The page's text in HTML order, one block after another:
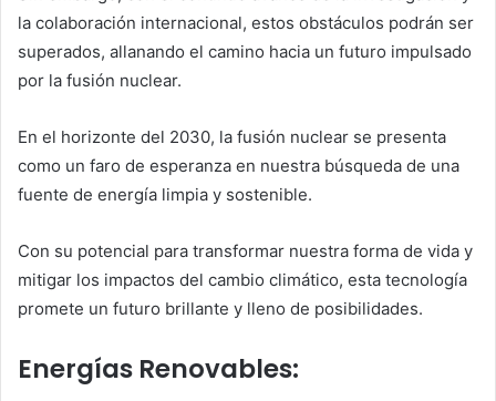
la colaboración internacional, estos obstáculos podrán ser
superados, allanando el camino hacia un futuro impulsado
por la fusión nuclear.
En el horizonte del 2030, la fusión nuclear se presenta
como un faro de esperanza en nuestra búsqueda de una
fuente de energía limpia y sostenible.
Con su potencial para transformar nuestra forma de vida y
mitigar los impactos del cambio climático, esta tecnología
promete un futuro brillante y lleno de posibilidades.
Energías Renovables: